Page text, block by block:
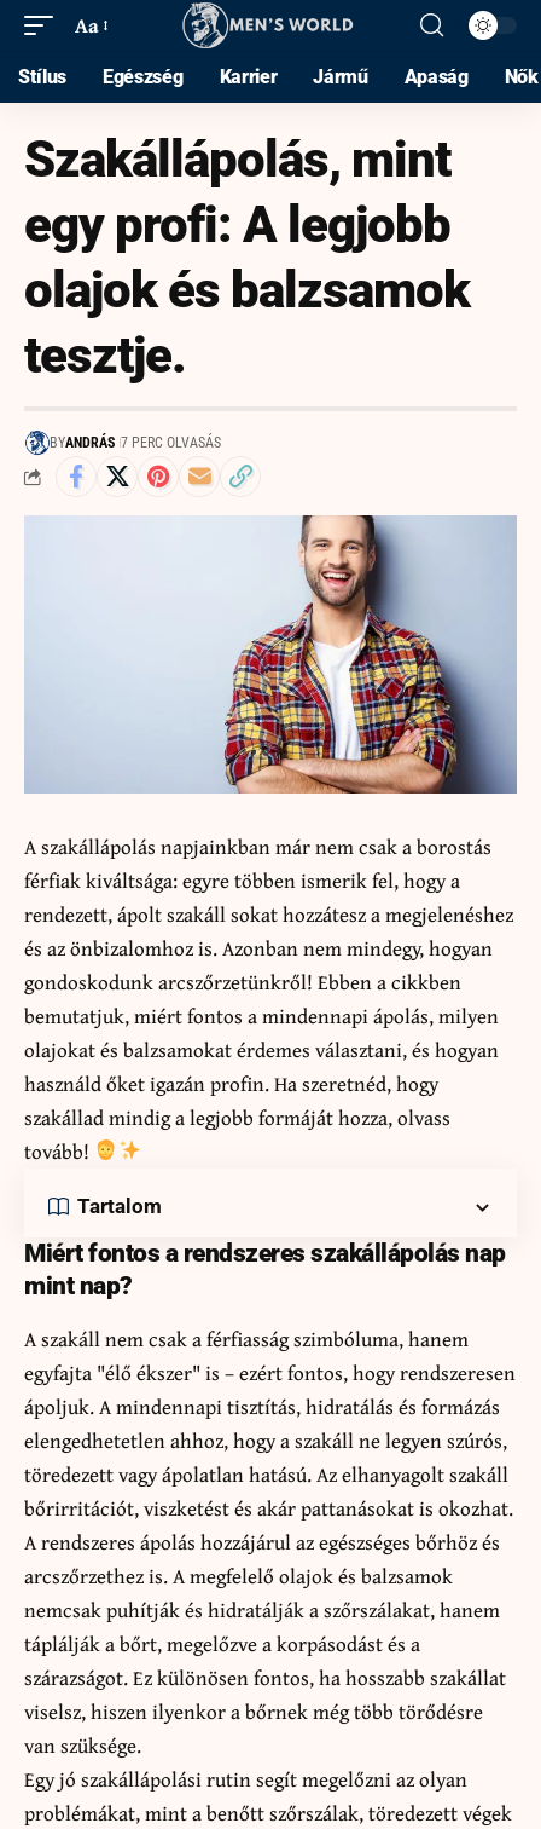
Aa
Stílus Egészség Karrier Jármű Apaság Nők
Szakállápolás, mint
egy profi: A legjobb
olajok és balzsamok
tesztje.
BYANDRÁS 7 PERC OLVASÁS
A szakállápolás napjainkban már nem csak a borostás
férfiak kiváltsága: egyre többen ismerik fel, hogy a
rendezett, ápolt szakáll sokat hozzátesz a megjelenéshez
és az önbizalomhoz is. Azonban nem mindegy, hogyan
gondoskodunk arcszőrzetünkről! Ebben a cikkben
bemutatjuk, miért fontos a mindennapi ápolás, milyen
olajokat és balzsamokat érdemes választani, és hogyan
használd őket igazán profin. Ha szeretnéd, hogy
szakállad mindig a legjobb formáját hozza, olvass
tovább!
Tartalom
Miért fontos a rendszeres szakállápolás nap
mint nap?
A szakáll nem csak a férfiasság szimbóluma, hanem
egyfajta "élő ékszer" is – ezért fontos, hogy rendszeresen
ápoljuk. A mindennapi tisztítás, hidratálás és formázás
elengedhetetlen ahhoz, hogy a szakáll ne legyen szúrós,
töredezett vagy ápolatlan hatású. Az elhanyagolt szakáll
bőrirritációt, viszketést és akár pattanásokat is okozhat.
A rendszeres ápolás hozzájárul az egészséges bőrhöz és
arcszőrzethez is. A megfelelő olajok és balzsamok
nemcsak puhítják és hidratálják a szőrszálakat, hanem
táplálják a bőrt, megelőzve a korpásodást és a
szárazságot. Ez különösen fontos, ha hosszabb szakállat
viselsz, hiszen ilyenkor a bőrnek még több törődésre
van szüksége.
Egy jó szakállápolási rutin segít megelőzni az olyan
problémákat, mint a benőtt szőrszálak, töredezett végek